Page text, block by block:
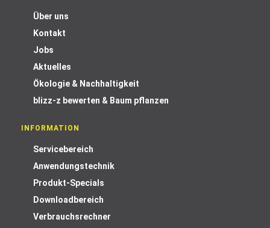
Über uns
Kontakt
Jobs
Aktuelles
Ökologie & Nachhaltigkeit
blizz-z bewerten & Baum pflanzen
INFORMATION
Servicebereich
Anwendungstechnik
Produkt-Specials
Downloadbereich
Verbrauchsrechner